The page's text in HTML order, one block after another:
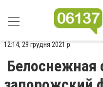
12:14, 29 грудня 2021 р.
Белоснежная